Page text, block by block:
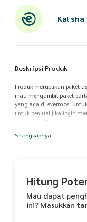
Deskripsi Produk
Produk merupakan paket
mau mengambil paket
yang ada di evermos,
untuk penjual jika ingin
random maka kami kirim
Panjang Belakang : 64cm
Selengkapnya
Hitung
Mau dapat
ini? Masukkan